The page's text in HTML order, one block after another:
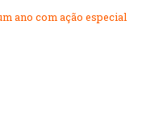
ano com ação especial